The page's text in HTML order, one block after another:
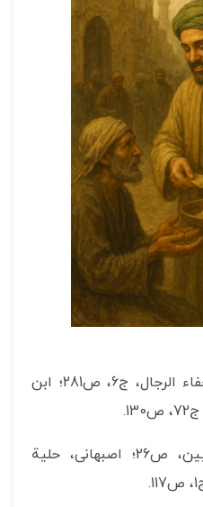
ابن عدی، الکامل فی ضعفاء الرجال، ج6، ص281؛ ابن
اصفهانی، مقاتل الطالبيين، ص26؛ اصبهانی، حلية